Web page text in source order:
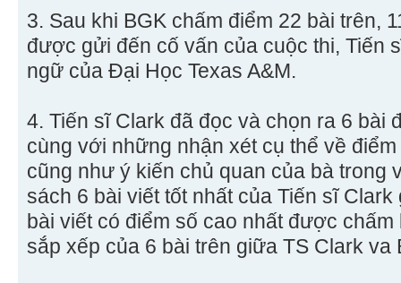
3. Sau khi BGK chấm điểm 22 bài trên,
được gửi đến cố vấn của cuộc thi, Tiến
ngữ của Đại Học Texas A&M.
4. Tiến sĩ Clark đã đọc và chọn ra 6 bài
cùng với những nhận xét cụ thể về
cũng như ý kiến chủ quan của bà trong
sách 6 bài viết tốt nhất của Tiến sĩ
bài viết có điểm số cao nhất được
sắp xếp của 6 bài trên giữa TS Clark va